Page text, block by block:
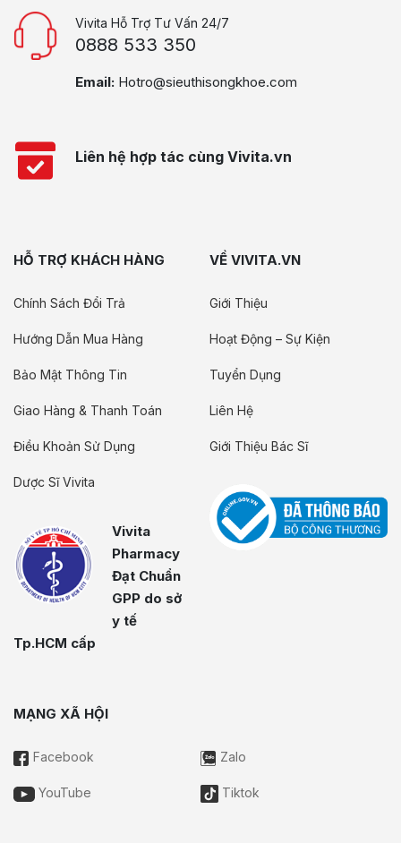
Vivita Hỗ Trợ Tư Vấn 24/7
0888 533 350
Email: Hotro@sieuthisongkhoe.com
Liên hệ hợp tác cùng Vivita.vn
HỖ TRỢ KHÁCH HÀNG
Chính Sách Đổi Trả
Hướng Dẫn Mua Hàng
Bảo Mật Thông Tin
Giao Hàng & Thanh Toán
Điều Khoản Sử Dụng
Dược Sĩ Vivita
Vivita
Pharmacy
Đạt Chuẩn
GPP do sở
y tế
Tp.HCM cấp
VỀ VIVITA.VN
Giới Thiệu
Hoạt Động – Sự Kiện
Tuyển Dụng
Liên Hệ
Giới Thiệu Bác Sĩ
MẠNG XÃ HỘI
Facebook Zalo
YouTube Tiktok